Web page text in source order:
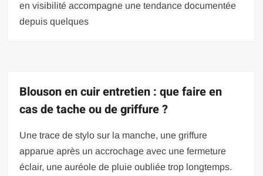
en visibilité accompagne une tendance documentée
depuis quelques
Blouson en cuir entretien : que faire en
cas de tache ou de griffure ?
Une trace de stylo sur la manche, une griffure
apparue après un accrochage avec une fermeture
éclair, une auréole de pluie oubliée trop longtemps.